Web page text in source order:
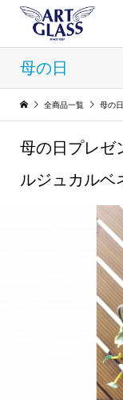
母の日
全商品一覧 母の日
母の日プレゼ
ルジュカルベ